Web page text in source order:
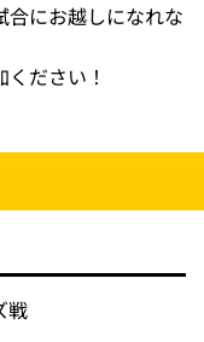
にお越しになれな
ださい！
戦